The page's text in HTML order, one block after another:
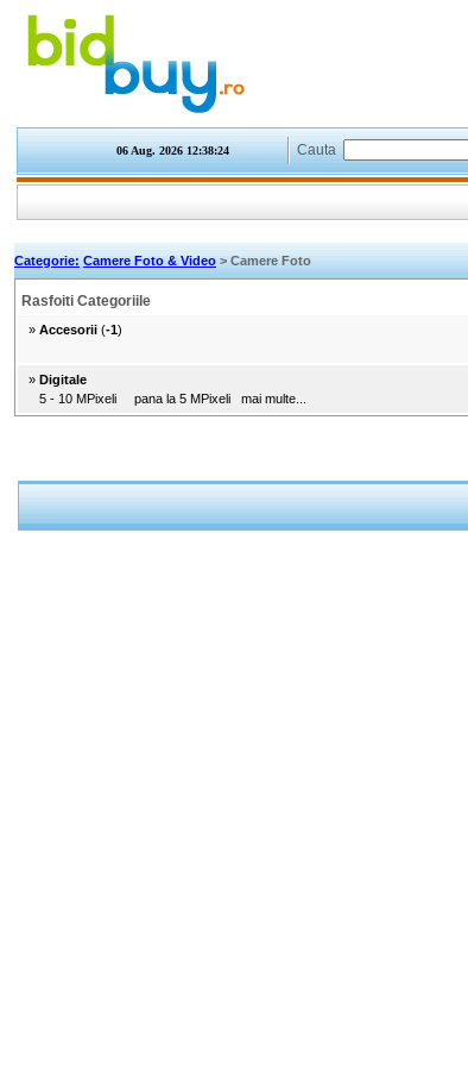
06 Aug. 2026 12:38:24 Cauta
Categorie: Camere Foto & Video > Camere Foto
Rasfoiti Categoriile
» Accesorii (-1)
» Digitale
5 - 10 MPixeli
pana la 5 MPixeli mai multe...